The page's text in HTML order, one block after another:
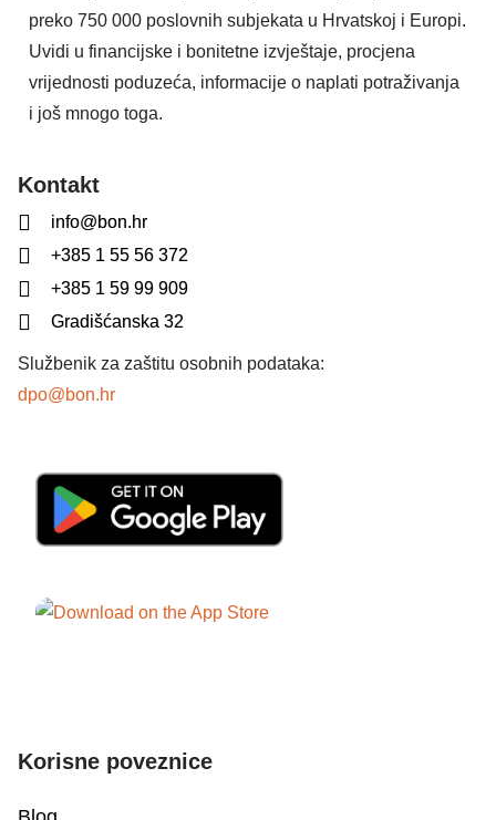
preko 750 000 poslovnih subjekata u Hrvatskoj i Europi.
Uvidi u financijske i bonitetne izvještaje, procjena
vrijednosti poduzeća, informacije o naplati potraživanja
i još mnogo toga.
Kontakt
info@bon.hr
+385 1 55 56 372
+385 1 59 99 909
Gradišćanska 32
Službenik za zaštitu osobnih podataka:
dpo@bon.hr
Korisne poveznice